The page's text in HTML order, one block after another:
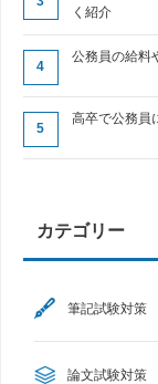
く紹介
公務員の給料
高卒で公務員
カテゴリー
筆記試験対策
論文試験対策